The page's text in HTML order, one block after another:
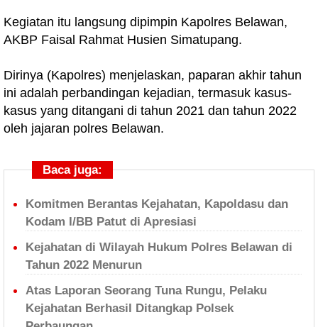
Kegiatan itu langsung dipimpin Kapolres Belawan,
AKBP Faisal Rahmat Husien Simatupang.
Dirinya (Kapolres) menjelaskan, paparan akhir tahun
ini adalah perbandingan kejadian, termasuk kasus-
kasus yang ditangani di tahun 2021 dan tahun 2022
oleh jajaran polres Belawan.
Baca juga:
Komitmen Berantas Kejahatan, Kapoldasu dan
Kodam I/BB Patut di Apresiasi
Kejahatan di Wilayah Hukum Polres Belawan di
Tahun 2022 Menurun
Atas Laporan Seorang Tuna Rungu, Pelaku
Kejahatan Berhasil Ditangkap Polsek